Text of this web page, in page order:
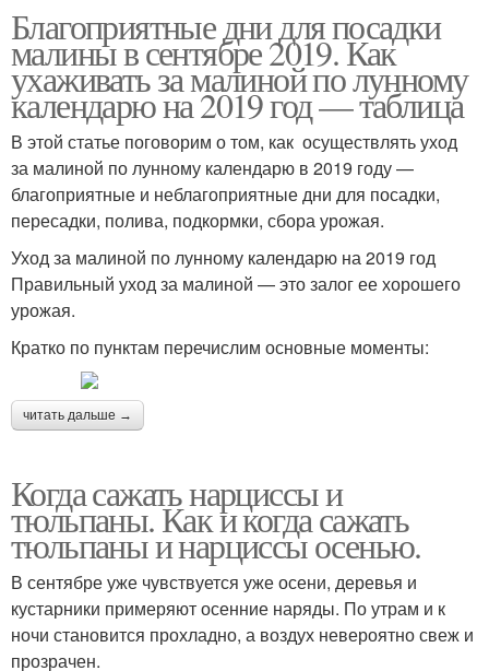
Благоприятные дни для посадки
малины в сентябре 2019. Как
ухаживать за малиной по лунному
календарю на 2019 год — таблица
В этой статье поговорим о том, как осуществлять уход
за малиной по лунному календарю в 2019 году —
благоприятные и неблагоприятные дни для посадки,
пересадки, полива, подкормки, сбора урожая.
Уход за малиной по лунному календарю на 2019 год
Правильный уход за малиной — это залог ее хорошего
урожая.
Кратко по пунктам перечислим основные моменты:
читать дальше →
Когда сажать нарциссы и
тюльпаны. Как и когда сажать
тюльпаны и нарциссы осенью.
В сентябре уже чувствуется уже осени, деревья и
кустарники примеряют осенние наряды. По утрам и к
ночи становится прохладно, а воздух невероятно свеж и
прозрачен.